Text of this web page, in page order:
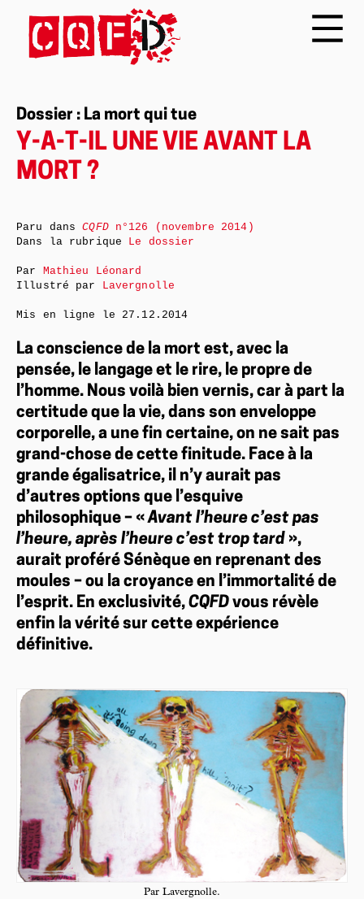
Dossier : La mort qui tue
Y-A-T-IL UNE VIE AVANT LA
MORT ?
La conscience de la mort est, avec la
pensée, le langage et le rire, le propre de
l’homme. Nous voilà bien vernis, car à part la
certitude que la vie, dans son enveloppe
corporelle, a une fin certaine, on ne sait pas
grand-chose de cette finitude. Face à la
grande égalisatrice, il n’y aurait pas
d’autres options que l’esquive
philosophique – «Avant l’heure c’est pas
l’heure, après l’heure c’est trop tard »,
aurait proféré Sénèque en reprenant des
moules – ou la croyance en l’immortalité de
l’esprit. En exclusivité, CQFD vous révèle
enfin la vérité sur cette expérience
définitive.
Par Lavergnolle.
Paru dansCQFDn°126 (novembre 2014)
Dans la rubrique Le dossier
Par Mathieu Léonard
Illustré par Lavergnolle
Mis en ligne le 27.12.2014